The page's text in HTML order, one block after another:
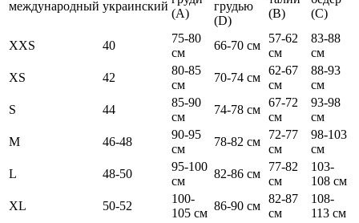
международный украинский
(А)
грудью
(D)
(В)
(С)
XXS 40
75-80
см
66-70 см
57-62
см
83-88
см
XS
42
80-85
см
70-74 см
62-67
см
88-93
см
S
44
85-90
см
74-78 см
67-72
см
93-98
см
M
46-48
90-95
см
78-82 см
72-77
см
98-103
см
L
48-50
95-100
см
82-86 см
77-82
см
103-
108 см
XL
50-52
100-
105 см
86-90 см
82-87
см
108-
113 см